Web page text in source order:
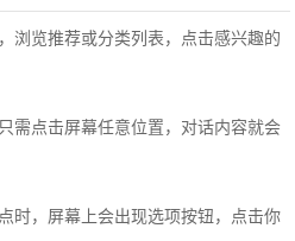
浏览推荐或分类列表，点击感兴趣的
需点击屏幕任意位置，对话内容就会
时，屏幕上会出现选项按钮，点击你